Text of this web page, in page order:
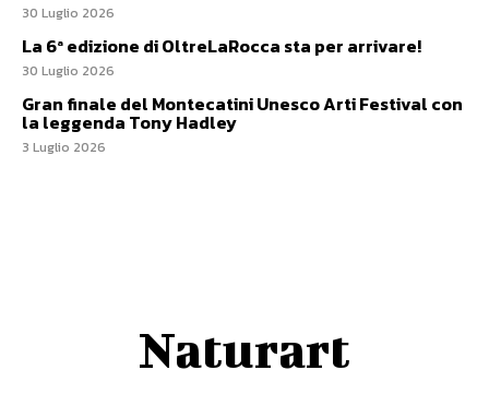
30 Luglio 2026
La 6ª edizione di OltreLaRocca sta per arrivare!
30 Luglio 2026
Gran finale del Montecatini Unesco Arti Festival con
la leggenda Tony Hadley
3 Luglio 2026
Naturart